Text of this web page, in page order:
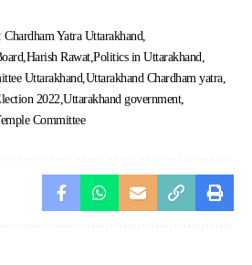
Chardham Yatra Uttarakhand
Harish Rawat Politics in Uttarakhand
Uttarakhand Uttarakhand Chardham yatra
2022 Uttarakhand government
Committee